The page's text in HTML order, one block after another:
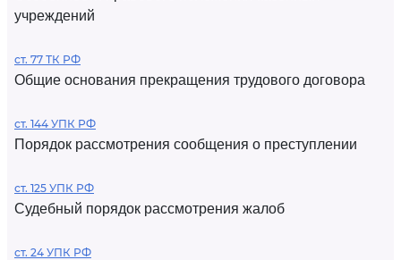
учреждений
ст. 77 ТК РФ
Общие основания прекращения трудового договора
ст. 144 УПК РФ
Порядок рассмотрения сообщения о преступлении
ст. 125 УПК РФ
Судебный порядок рассмотрения жалоб
ст. 24 УПК РФ